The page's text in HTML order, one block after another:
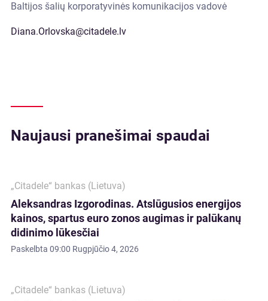
Baltijos šalių korporatyvinės komunikacijos vadovė
Diana.Orlovska@citadele.lv
Naujausi pranešimai spaudai
„Citadele“ bankas (Lietuva)
Aleksandras Izgorodinas. Atslūgusios energijos
kainos, spartus euro zonos augimas ir palūkanų
didinimo lūkesčiai
Paskelbta 09:00 Rugpjūčio 4, 2026
„Citadele“ bankas (Lietuva)